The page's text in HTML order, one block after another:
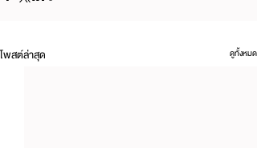
โพสต์ล่าสุด ดูทั้งหมด